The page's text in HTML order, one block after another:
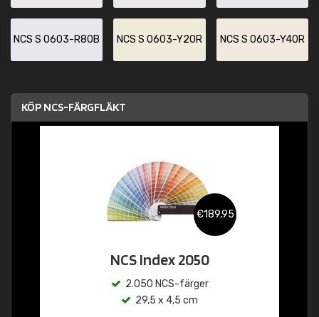
NCS S 0603-R80B NCS S 0603-Y20R NCS S 0603-Y40R
KÖP NCS-FÄRGFLÄKT
€189,95
NCS Index 2050
2.050 NCS-färger
29,5 x 4,5 cm